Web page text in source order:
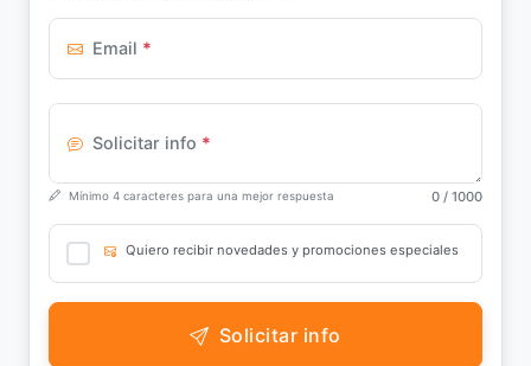
Email *
Solicitar info *
Mínimo 4 caracteres para una mejor respuesta 0 / 1000
Quiero recibir novedades y promociones especiales
Solicitar info